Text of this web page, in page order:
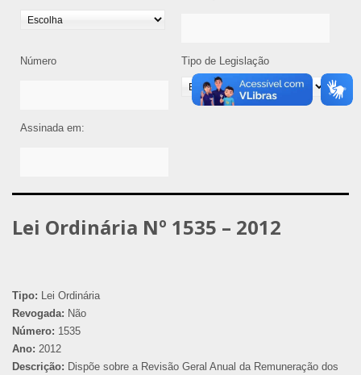
Número Tipo de Legislação
Assinada em:
Lei Ordinária Nº 1535 – 2012
Tipo: Lei Ordinária
Revogada: Não
Número: 1535
Ano: 2012
Descrição: Dispõe sobre a Revisão Geral Anual da Remuneração dos